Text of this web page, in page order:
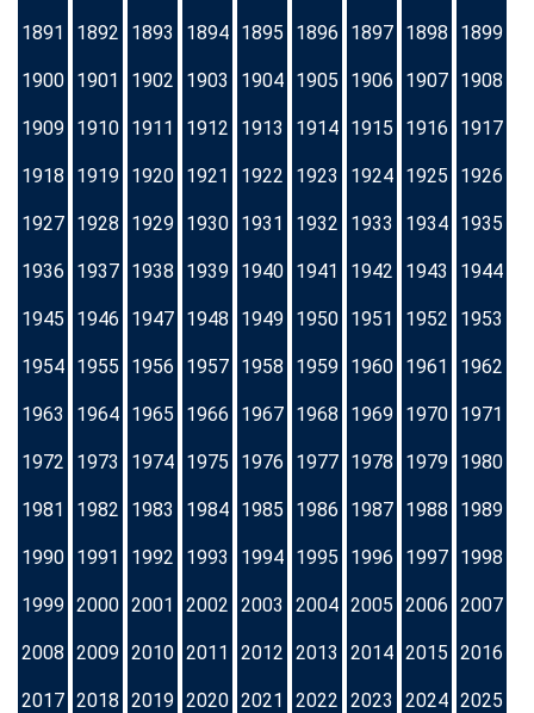
1891 1892 1893 1894 1895 1896 1897 1898 1899
1900 1901 1902 1903 1904 1905 1906 1907 1908
1909 1910 1911 1912 1913 1914 1915 1916 1917
1918 1919 1920 1921 1922 1923 1924 1925 1926
1927 1928 1929 1930 1931 1932 1933 1934 1935
1936 1937 1938 1939 1940 1941 1942 1943 1944
1945 1946 1947 1948 1949 1950 1951 1952 1953
1954 1955 1956 1957 1958 1959 1960 1961 1962
1963 1964 1965 1966 1967 1968 1969 1970 1971
1972 1973 1974 1975 1976 1977 1978 1979 1980
1981 1982 1983 1984 1985 1986 1987 1988 1989
1990 1991 1992 1993 1994 1995 1996 1997 1998
1999 2000 2001 2002 2003 2004 2005 2006 2007
2008 2009 2010 2011 2012 2013 2014 2015 2016
2017 2018 2019 2020 2021 2022 2023 2024 2025